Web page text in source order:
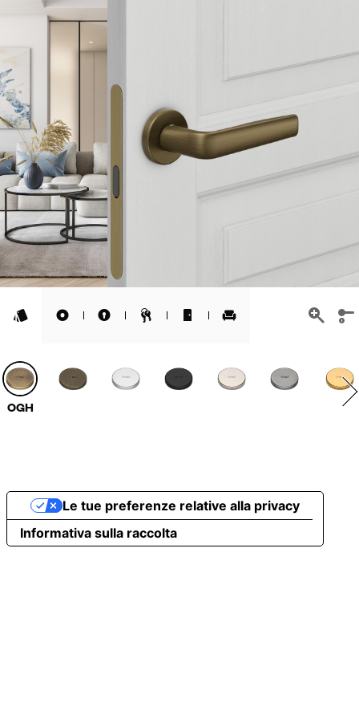
OGH
Informativa sulla raccolta
Le tue preferenze relative alla privacy